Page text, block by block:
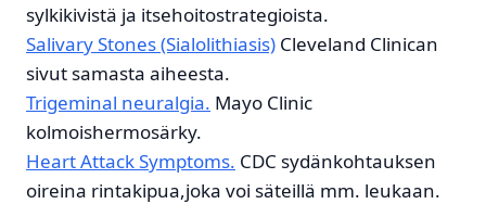
sylkikivistä ja itsehoitostrategioista.
Salivary Stones (Sialolithiasis) Cleveland Clinican
sivut samasta aiheesta.
Trigeminal neuralgia. Mayo Clinic
kolmoishermosärky.
Heart Attack Symptoms. CDC sydänkohtauksen
oireina rintakipua,joka voi säteillä mm. leukaan.